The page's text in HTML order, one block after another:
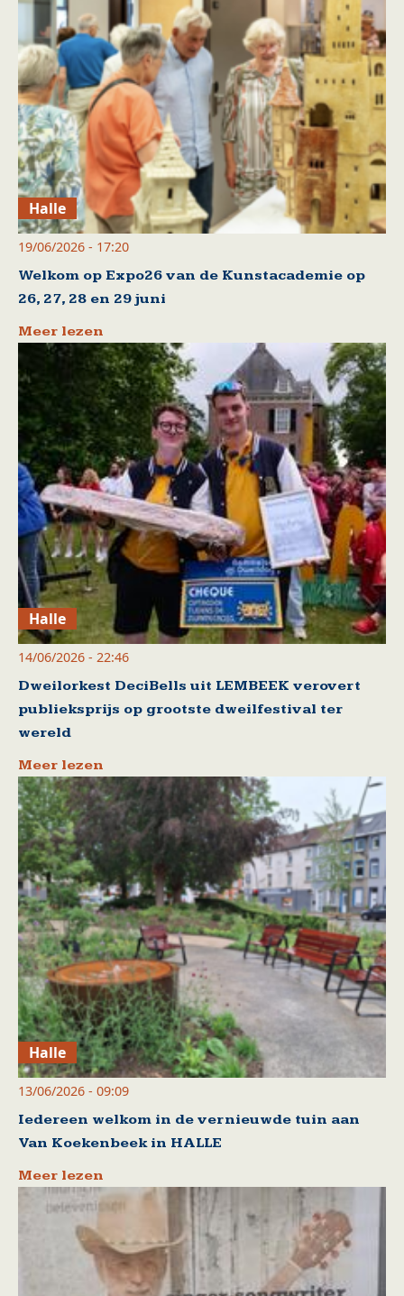
Halle
19/06/2026 - 17:20
Welkom op Expo26 van de Kunstacademie op
26, 27, 28 en 29 juni
Meer lezen
Halle
14/06/2026 - 22:46
Dweilorkest DeciBells uit LEMBEEK verovert
publieksprijs op grootste dweilfestival ter
wereld
Meer lezen
Halle
13/06/2026 - 09:09
Iedereen welkom in de vernieuwde tuin aan
Van Koekenbeek in HALLE
Meer lezen